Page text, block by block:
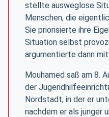
stellte ausweglose
Menschen, die
Sie priorisierte ihre
Situation selbst
argumentierte dann
Mouhamed saß am 8.
der
Nordstadt, in der er
nachdem er als junger